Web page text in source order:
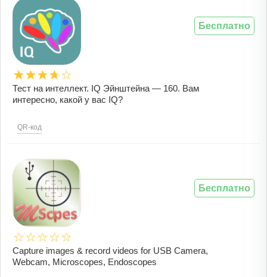
Тест на интеллект. IQ Эйнштейна — 160. Вам
интересно, какой у вас IQ?
QR-код
Бесплатно
Capture images & record videos for USB Camera,
Webcam, Microscopes, Endoscopes
Бесплатно